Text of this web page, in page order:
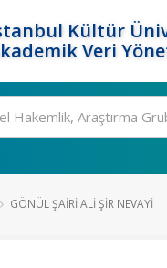
Kültür
Veri
GÖNÜL ŞAIRI ALI ŞIR NEVAYI